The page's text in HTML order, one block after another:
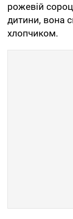
рожевій
дитини, вона
хлопчиком.